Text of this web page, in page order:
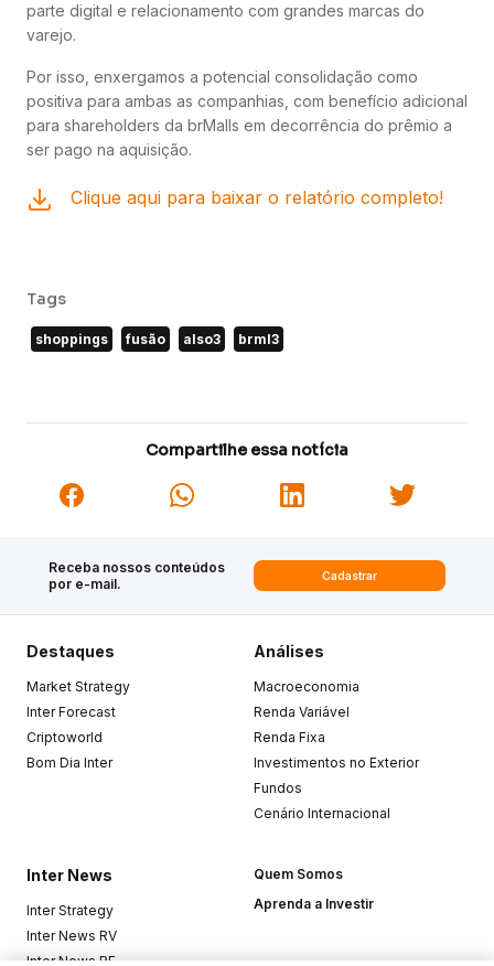
parte digital e relacionamento com grandes marcas do
varejo.
Por isso, enxergamos a potencial consolidação como
positiva para ambas as companhias, com benefício adicional
para shareholders da brMalls em decorrência do prêmio a
ser pago na aquisição.
Clique aqui para baixar o relatório completo!
Tags
shoppings fusão also3 brml3
Compartilhe essa notícia
Receba nossos conteúdos
por e-mail.
Cadastrar
Destaques
Market Strategy
Inter Forecast
Criptoworld
Bom Dia Inter
Análises
Macroeconomia
Renda Variável
Renda Fixa
Investimentos no Exterior
Fundos
Cenário Internacional
Inter News
Inter Strategy
Inter News RV
Inter News RF
Quem Somos
Aprenda a Investir